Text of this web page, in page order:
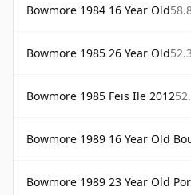
Bowmore 1984 16 Year Old
Bowmore 1985 26 Year Old
Bowmore 1985 Feis Ile 2012
Bowmore 1989 16 Year Old
Bowmore 1989 23 Year Old